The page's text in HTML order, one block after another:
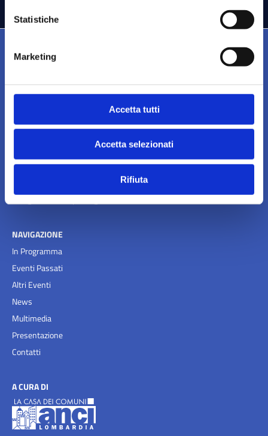
Statistiche
Marketing
Accetta tutti
Accetta selezionati
Rifiuta
Segreteria
Via Rovello 2, 20121 Milano
Telefono:
NAVIGAZIONE
In Programma
Eventi Passati
Altri Eventi
News
Multimedia
Presentazione
Contatti
A CURA DI